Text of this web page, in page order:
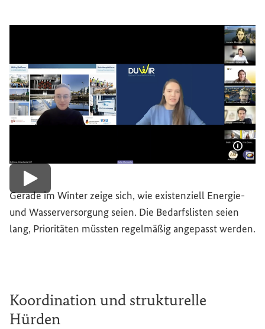
Video abspielen
Gerade im Winter zeige sich, wie existenziell Energie-
und Wasserversorgung seien. Die Bedarfslisten seien
lang, Prioritäten müssten regelmäßig angepasst werden.
Koordination und strukturelle
Hürden